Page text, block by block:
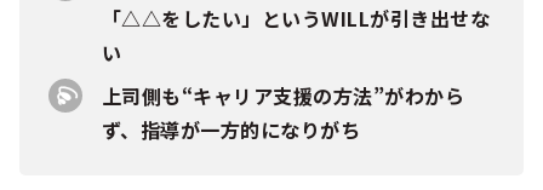
「△△をしたい」というWILLが引き出せな
い
上司側も“キャリア支援の方法”がわから
ず、指導が一方的になりがち